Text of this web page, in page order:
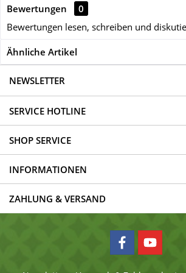
Bewertungen
0
Bewertungen lesen, schreiben und
Ähnliche Artikel
NEWSLETTER
SERVICE HOTLINE
SHOP SERVICE
INFORMATIONEN
ZAHLUNG & VERSAND